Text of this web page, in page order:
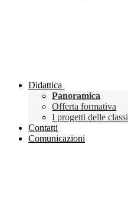
Didattica
Panoramica
Offerta formativa
I progetti delle classi
Contatti
Comunicazioni